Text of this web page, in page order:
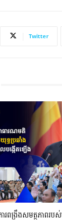
Twitter
ពង្រឹងសមត្ថភាពរបស់